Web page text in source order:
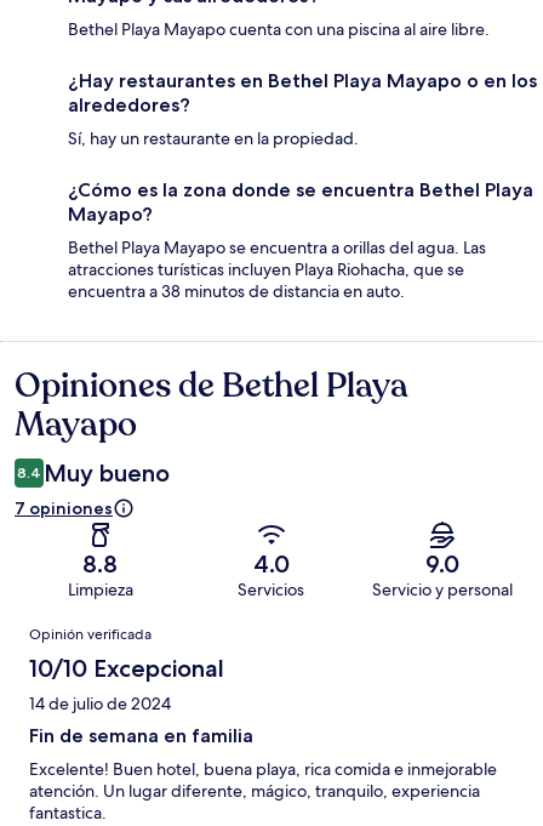
Bethel Playa Mayapo cuenta con una piscina al aire libre.
¿Hay restaurantes en Bethel Playa Mayapo o en los
alrededores?
Sí, hay un restaurante en la propiedad.
¿Cómo es la zona donde se encuentra Bethel Playa
Mayapo?
Bethel Playa Mayapo se encuentra a orillas del agua. Las
atracciones turísticas incluyen Playa Riohacha, que se
encuentra a 38 minutos de distancia en auto.
Opiniones
Opiniones de Bethel Playa
Mayapo
8.4 Muy bueno
7 opiniones
8.8
Limpieza
4.0
Servicios
9.0
Servicio y personal
Opiniones
Opinión verificada
10/10 Excepcional
14 de julio de 2024
Fin de semana en familia
Excelente! Buen hotel, buena playa, rica comida e inmejorable
atención. Un lugar diferente, mágico, tranquilo, experiencia
fantastica.